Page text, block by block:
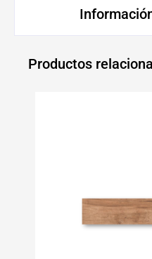
Productos